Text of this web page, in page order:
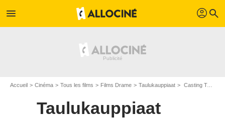
menu profil search
Accueil Cinéma Tous les films Films Drame Taulukauppiaat Casting Taulukauppiaat
Taulukauppiaat